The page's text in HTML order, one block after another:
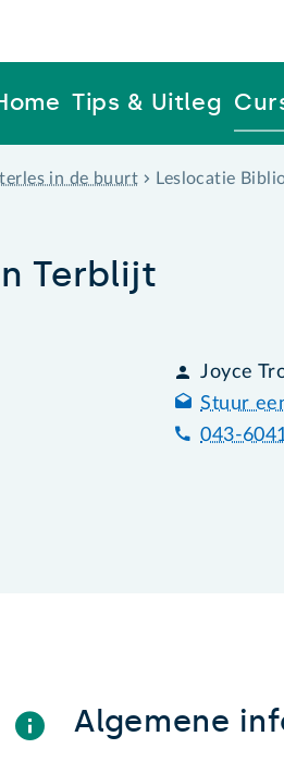
Tips & Uitleg
in de buurt Leslocatie
Terblijt
Joyce
Stuur
043-
Algemene